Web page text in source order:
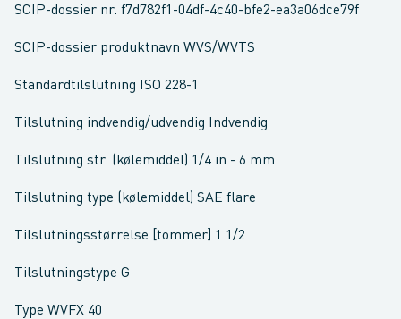
SCIP-dossier nr. f7d782f1-04df-4c40-bfe2-ea3a06dce79f
SCIP-dossier produktnavn WVS/WVTS
Standardtilslutning ISO 228-1
Tilslutning indvendig/udvendig Indvendig
Tilslutning str. (kølemiddel) 1/4 in - 6 mm
Tilslutning type (kølemiddel) SAE flare
Tilslutningsstørrelse [tommer] 1 1/2
Tilslutningstype G
Type WVFX 40